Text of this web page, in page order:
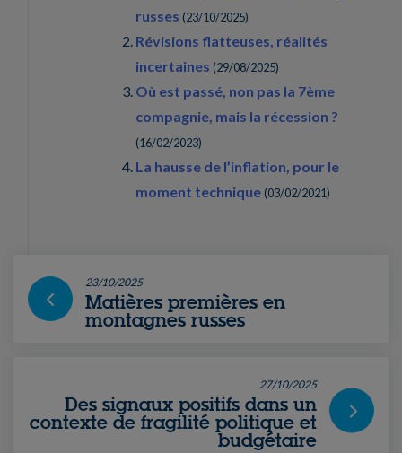
russes (23/10/2025)
Révisions flatteuses, réalités
incertaines (29/08/2025)
Où est passé, non pas la 7ème
compagnie, mais la récession ?
(16/02/2023)
La hausse de l’inflation, pour le
moment technique (03/02/2021)
23/10/2025
Matières premières en
montagnes russes
27/10/2025
Des signaux positifs dans un
contexte de fragilité politique et
budgétaire